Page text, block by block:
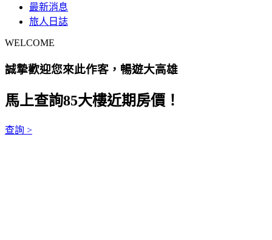
最新消息
旅人日誌
WELCOME
誠摯歡迎您來此作客，暢遊大高雄
馬上查詢85大樓近期房價！
查詢 >